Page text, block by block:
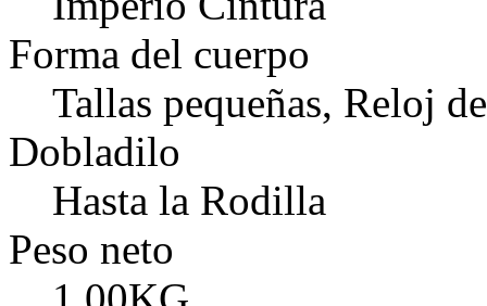
Forma del cuerpo
Tallas pequeñas, Reloj
Dobladilo
Hasta la Rodilla
Peso neto